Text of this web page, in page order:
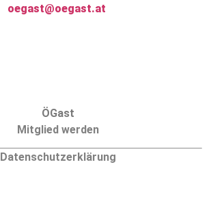
ÖGast
Mitglied werden
Datenschutzerklärung
oegast@oegast.at